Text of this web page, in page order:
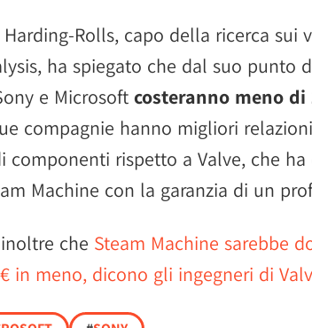
Harding-Rolls, capo della ricerca sui
ha spiegato che dal suo punto
e Microsoft costeranno meno di
compagnie hanno migliori
componenti rispetto a Valve, che ha
Machine con la garanzia di un
che Steam Machine sarebbe
in meno, dicono gli ingegneri di